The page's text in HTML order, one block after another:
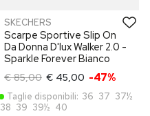
SKECHERS
Scarpe Sportive Slip On
Da Donna D'lux Walker 2.0 -
Sparkle Forever Bianco
€ 85,00 € 45,00 -47%
Taglie disponibili: 36 37 37½
38 39 39½ 40